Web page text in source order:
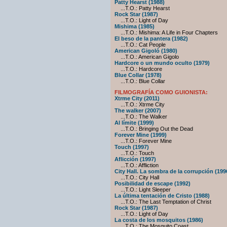
Patty Hearst (1988)
...T.O.: Patty Hearst
Rock Star (1987)
...T.O.: Light of Day
Mishima (1985)
...T.O.: Mishima: A Life in Four Chapters
El beso de la pantera (1982)
...T.O.: Cat People
American Gigoló (1980)
...T.O.: American Gigolo
Hardcore o un mundo oculto (1979)
...T.O.: Hardcore
Blue Collar (1978)
...T.O.: Blue Collar
FILMOGRAFÍA COMO GUIONISTA:
Xtrme City (2011)
...T.O.: Xtrme City
The walker (2007)
...T.O.: The Walker
Al límite (1999)
...T.O.: Bringing Out the Dead
Forever Mine (1999)
...T.O.: Forever Mine
Touch (1997)
...T.O.: Touch
Aflicción (1997)
...T.O.: Affliction
City Hall. La sombra de la corrupción
...T.O.: City Hall
Posibilidad de escape (1992)
...T.O.: Light Sleeper
La última tentación de Cristo (1988)
...T.O.: The Last Temptation of Christ
Rock Star (1987)
...T.O.: Light of Day
La costa de los mosquitos (1986)